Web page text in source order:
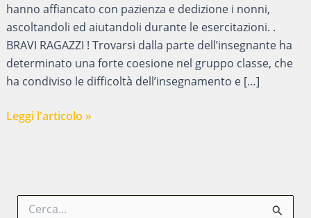
hanno affiancato con pazienza e dedizione i nonni,
ascoltandoli ed aiutandoli durante le esercitazioni. .
BRAVI RAGAZZI ! Trovarsi dalla parte dell’insegnante ha
determinato una forte coesione nel gruppo classe, che
ha condiviso le difficoltà dell’insegnamento e […]
NONNI
punti
Leggi l'articolo »
C